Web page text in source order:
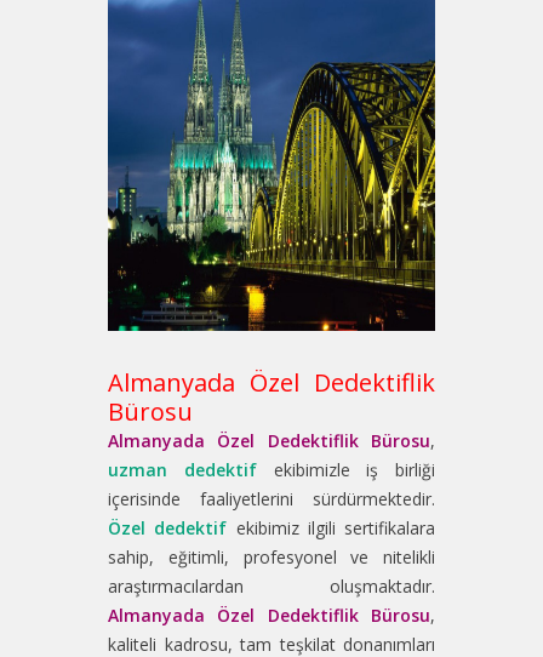
Almanyada Özel Dedektiflik
Bürosu
Almanyada Özel Dedektiflik Bürosu,
uzman dedektifekibimizle iş birliği
içerisinde faaliyetlerini sürdürmektedir.
Özel dedektif ekibimiz ilgili sertifikalara
sahip, eğitimli, profesyonel ve nitelikli
araştırmacılardan oluşmaktadır.
Almanyada Özel Dedektiflik Bürosu,
kaliteli kadrosu, tam teşkilat donanımları